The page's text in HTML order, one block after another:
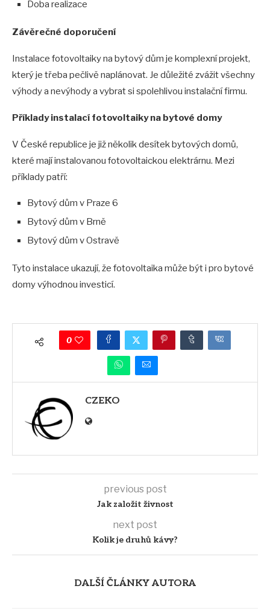
Doba realizace
Závěrečné doporučení
Instalace fotovoltaiky na bytový dům je komplexní projekt,
který je třeba pečlivě naplánovat. Je důležité zvážit všechny
výhody a nevýhody a vybrat si spolehlivou instalační firmu.
Příklady instalací fotovoltaiky na bytové domy
V České republice je již několik desítek bytových domů,
které mají instalovanou fotovoltaickou elektrárnu. Mezi
příklady patří:
Bytový dům v Praze 6
Bytový dům v Brně
Bytový dům v Ostravě
Tyto instalace ukazují, že fotovoltaika může být i pro bytové
domy výhodnou investicí.
0
CZEKO
previous post
Jak založit živnost
next post
Kolik je druhů kávy?
DALŠÍ ČLÁNKY AUTORA